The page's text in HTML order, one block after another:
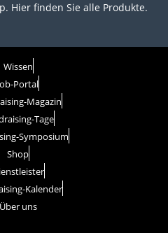
Hier finden Sie alle Produkte.
Wissen
Portal
Magazin
Tage
Symposium
Shop
Kalender
Über uns